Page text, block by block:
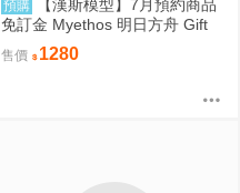
預購
【漢斯模型】7月預約商品
免訂金 Myethos 明日方舟 Gift
+系列 純燼艾雅法拉 後來的故事
VER.1/8
售價 1280